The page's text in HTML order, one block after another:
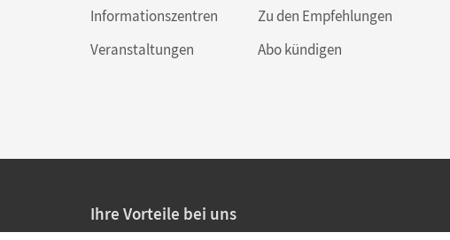
Informationszentren
Veranstaltungen
Zu den Empfehlungen
Abo kündigen
Ihre Vorteile bei uns